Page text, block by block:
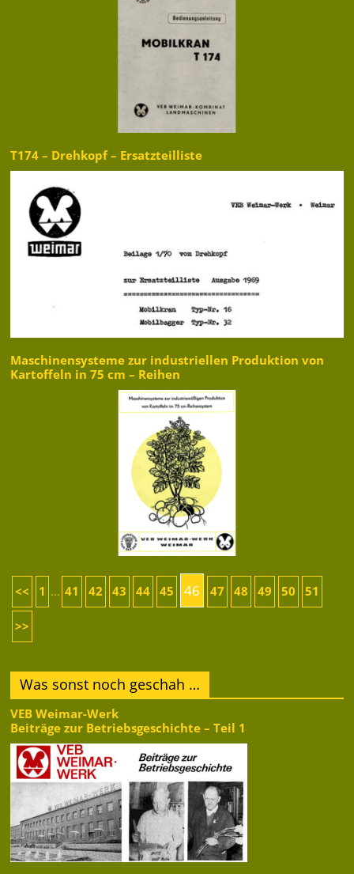
T174 – Drehkopf – Ersatzteilliste
Maschinensysteme zur industriellen Produktion von
Kartoffeln in 75 cm – Reihen
<< 1 ... 41 42 43 44 45 46 47 48 49 50 51
>>
Was sonst noch geschah …
VEB Weimar-Werk
Beiträge zur Betriebsgeschichte – Teil 1